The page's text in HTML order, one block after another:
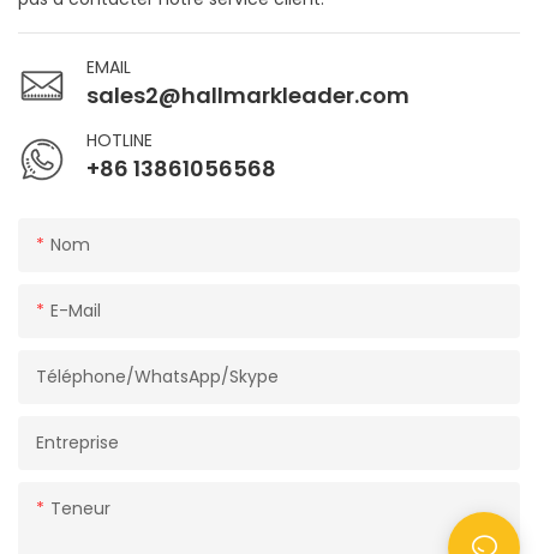
EMAIL
sales2@hallmarkleader.com
HOTLINE
+86 13861056568
Nom
E-Mail
Téléphone/WhatsApp/Skype
Entreprise
Teneur